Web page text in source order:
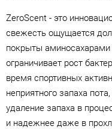
ZeroScent - это
свежесть ощущается
покрыты аминосахарами
ограничивает рост
время спортивных
неприятного запаха
удаление запаха в
и надежнее даже в